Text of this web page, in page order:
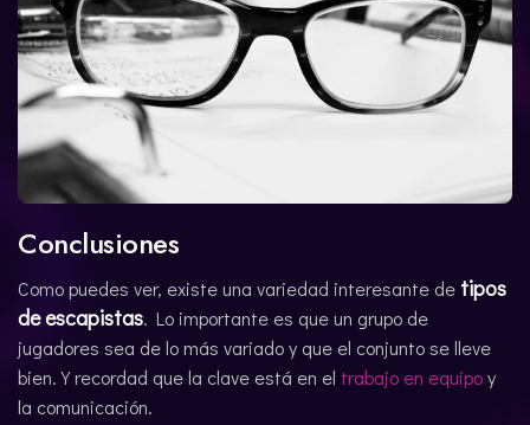
Conclusiones
Como puedes ver, existe una variedad interesante de tipos
de escapistas. Lo importante es que un grupo de
jugadores sea de lo más variado y que el conjunto se lleve
bien. Y recordad que la clave está en el trabajo en equipoy
la comunicación.